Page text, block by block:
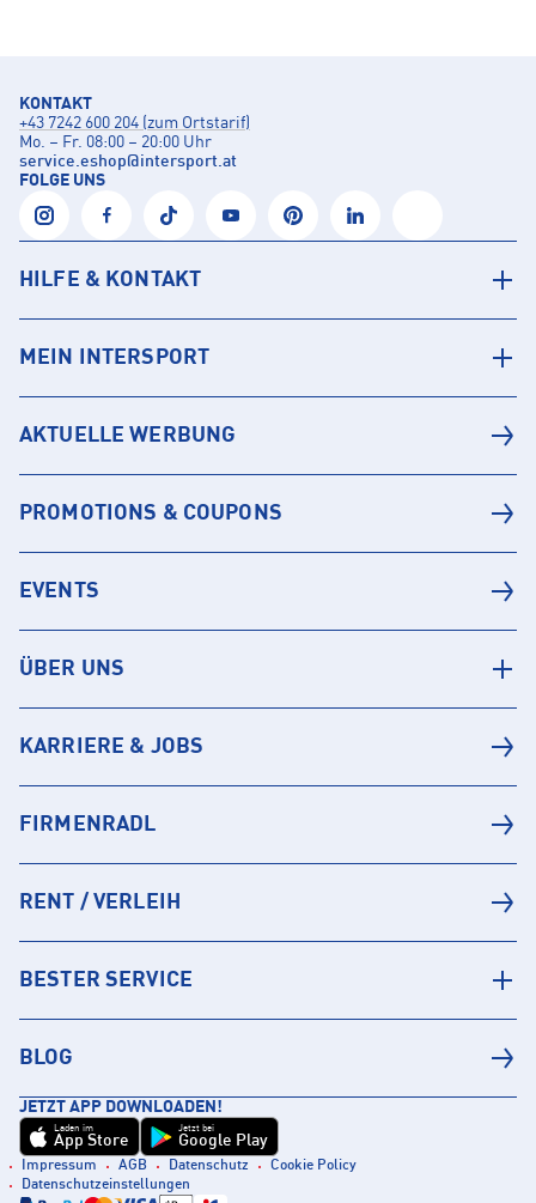
KONTAKT
+43 7242 600 204 (zum Ortstarif)
Mo. – Fr. 08:00 – 20:00 Uhr
service.eshop@intersport.at
FOLGE UNS
HILFE & KONTAKT
MEIN INTERSPORT
AKTUELLE WERBUNG
PROMOTIONS & COUPONS
EVENTS
ÜBER UNS
KARRIERE & JOBS
FIRMENRADL
RENT / VERLEIH
BESTER SERVICE
BLOG
JETZT APP DOWNLOADEN!
Laden im
App Store
Jetzt bei
Google Play
Impressum AGB Datenschutz
Cookie Policy
Datenschutzeinstellungen